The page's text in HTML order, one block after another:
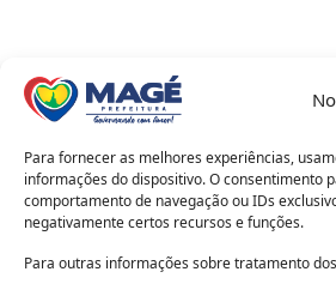
Para fornecer as melhores experiências,
informações do dispositivo. O consentimento
comportamento de navegação ou IDs
negativamente certos recursos e funções.
Para outras informações sobre tratamento